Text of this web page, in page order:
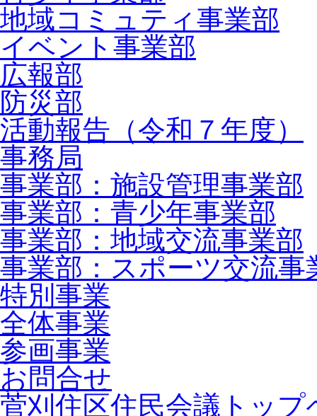
地域コミュティ事業部
イベント事業部
広報部
防災部
活動報告（令和７年度）
事務局
事業部：施設管理事業部
事業部：青少年事業部
事業部：地域交流事業部
事業部：スポーツ交流事
特別事業
全体事業
参画事業
お問合せ
菅刈住区住民会議トップ